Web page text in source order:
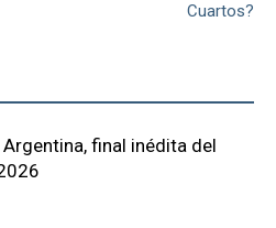
Cuartos?
Argentina, final inédita del